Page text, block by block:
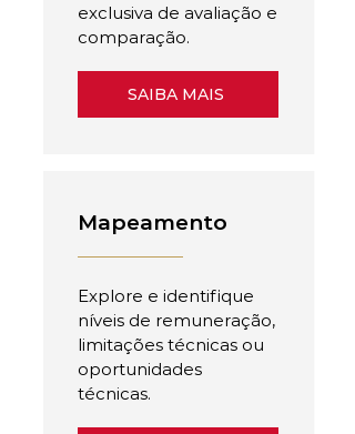
exclusiva de avaliação e
comparação.
SAIBA MAIS
Mapeamento
Explore e identifique
níveis de remuneração,
limitações técnicas ou
oportunidades
técnicas.